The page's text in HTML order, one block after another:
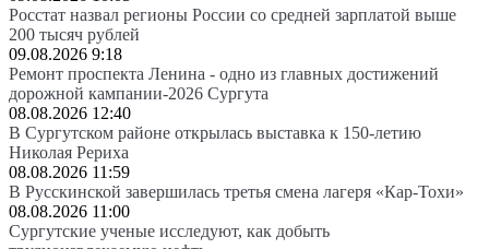
Росстат назвал регионы России со средней зарплатой выше
200 тысяч рублей
09.08.2026 9:18
Ремонт проспекта Ленина - одно из главных достижений
дорожной кампании-2026 Сургута
08.08.2026 12:40
В Сургутском районе открылась выставка к 150-летию
Николая Рериха
08.08.2026 11:59
В Русскинской завершилась третья смена лагеря «Кар-Тохи»
08.08.2026 11:00
Сургутские ученые исследуют, как добыть